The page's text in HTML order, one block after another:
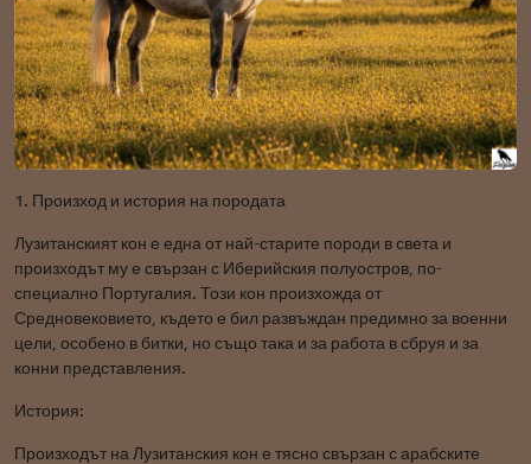
1. Произход и история на породата
Лузитанският кон е една от най-старите породи в света и
произходът му е свързан с Иберийския полуостров, по-
специално Португалия. Този кон произхожда от
Средновековието, където е бил развъждан предимно за военни
цели, особено в битки, но също така и за работа в сбруя и за
конни представления.
История:
Произходът на Лузитанския кон е тясно свързан с арабските